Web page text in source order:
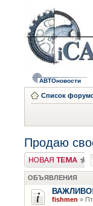
АВТОновости
Список
Продаю
Новая тема
ОБЪЯВЛЕНИЯ
ВАЖЛИВО!
fishmen »